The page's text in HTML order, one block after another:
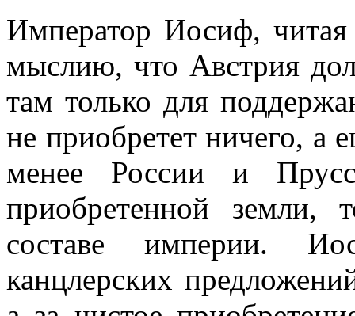
Император Иосиф,
мыслию, что Австрия
там только для
не приобретет ничего, а
менее России и
приобретенной
составе империи.
канцлерских